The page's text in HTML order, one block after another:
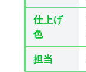
仕上げ
色
担当